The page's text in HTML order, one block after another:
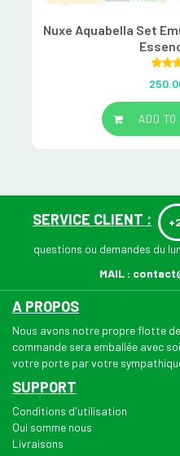
Nuxe Aquabella Set
ADD TO
SERVICE CLIENT :
questions ou demandes du
MAIL :
A PROPOS
Nous avons notre propre flotte
commande sera emballée avec
votre porte par votre
SUPPORT
Conditions d'utilisation
Qui somme nous
Livraisons